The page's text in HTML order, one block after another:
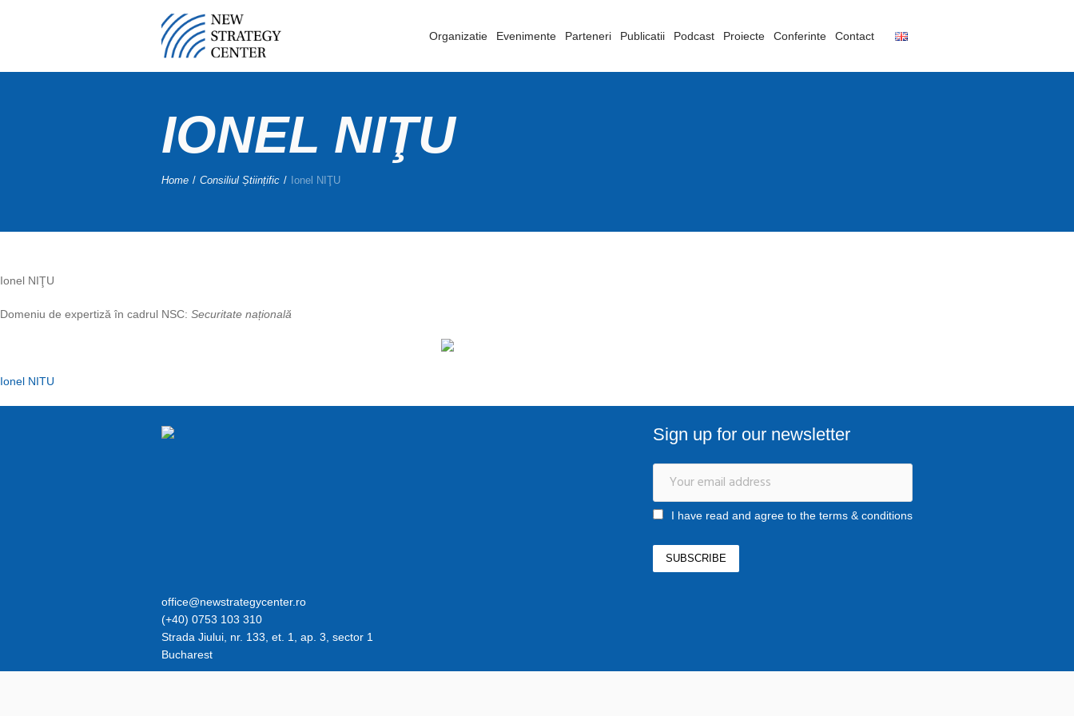
Organizatie Evenimente Parteneri Publicatii Podcast Proiecte Conferinte Contact
IONEL NIŢU
Home / Consiliul Științific / Ionel NIŢU
Ionel NIŢU
Domeniu de expertiză în cadrul NSC: Securitate națională
Ionel NITU
Sign up for our newsletter
I have read and agree to the terms & conditions
office@newstrategycenter.ro
(+40) 0753 103 310
Strada Jiului, nr. 133, et. 1, ap. 3, sector 1
Bucharest